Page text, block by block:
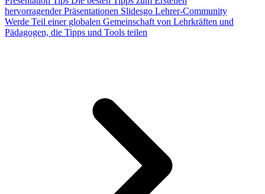
hervorragender Präsentationen Slidesgo Lehrer-Community
Werde Teil einer globalen Gemeinschaft von Lehrkräften und
Pädagogen, die Tipps und Tools teilen